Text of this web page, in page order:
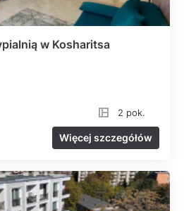
w Kosharitsa
2 pok.
Więcej szczegółów